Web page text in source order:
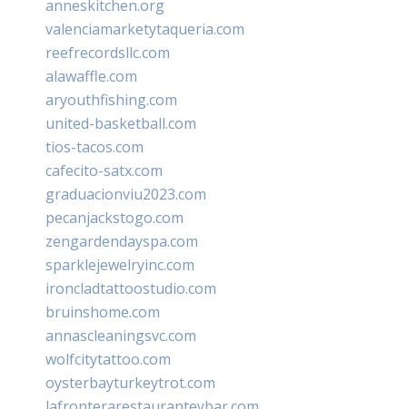
anneskitchen.org
valenciamarketytaqueria.com
reefrecordsllc.com
alawaffle.com
aryouthfishing.com
united-basketball.com
tios-tacos.com
cafecito-satx.com
graduacionviu2023.com
pecanjackstogo.com
zengardendayspa.com
sparklejewelryinc.com
ironcladtattoostudio.com
bruinshome.com
annascleaningsvc.com
wolfcitytattoo.com
oysterbayturkeytrot.com